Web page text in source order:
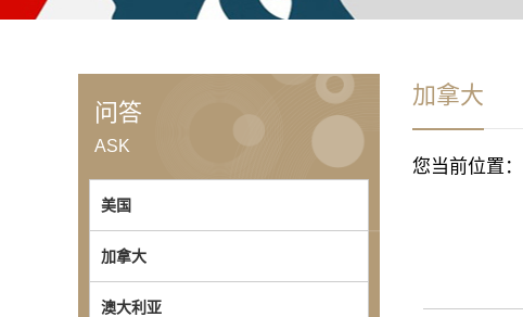
问答
ASK
美国
加拿大
澳大利亚
加拿大
您当前位置：